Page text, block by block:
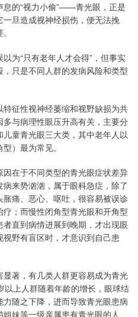
息的“视力小偷”——青光眼，正是
旦造成视神经损伤，便无法挽
为“只有老年人才会得”，但事实
只是不同人群的发病风险和类型
征性视神经萎缩和视野缺损为共
与病理性眼压升高有关，主要分
童青光眼三大类，其中老年人以
）最为常见。
在于不同类型的青光眼症状差异
来势汹汹，属于眼科急症，除了
痛、恶心、呕吐，很容易被误诊
；而慢性闭角型青光眼和开角型
直到病情进展到晚期，才出现眼
野有盲区时，才意识到自己患
著，有几类人群更容易成为青光
上人群随着年龄的增长，眼球结
随之下降，进而导致青光眼患病
妹等一级亲属患有青光眼的人